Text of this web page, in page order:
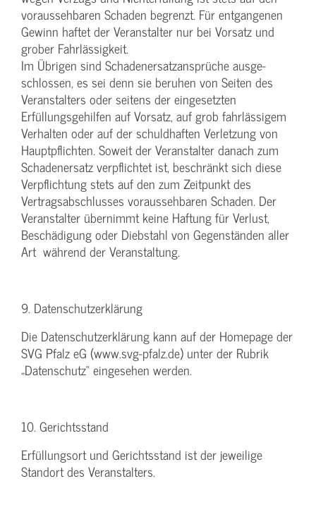
voraussehbaren Schaden begrenzt. Für entgangenen
Gewinn haftet der Veranstalter nur bei Vorsatz und
grober Fahrlässigkeit.
Im Übrigen sind Schadenersatzansprüche ausge-
schlossen, es sei denn sie beruhen von Seiten des
Veranstalters oder seitens der eingesetzten
Erfüllungsgehilfen auf Vorsatz, auf grob fahrlässigem
Verhalten oder auf der schuldhaften Verletzung von
Hauptpflichten. Soweit der Veranstalter danach zum
Schadenersatz verpflichtet ist, beschränkt sich diese
Verpflichtung stets auf den zum Zeitpunkt des
Vertragsabschlusses voraussehbaren Schaden. Der
Veranstalter übernimmt keine Haftung für Verlust,
Beschädigung oder Diebstahl von Gegenständen aller
Art während der Veranstaltung.
9. Datenschutzerklärung
Die Datenschutzerklärung kann auf der Homepage der
SVG Pfalz eG (www.svg-pfalz.de) unter der Rubrik
„Datenschutz“ eingesehen werden.
10. Gerichtsstand
Erfüllungsort und Gerichtsstand ist der jeweilige
Standort des Veranstalters.